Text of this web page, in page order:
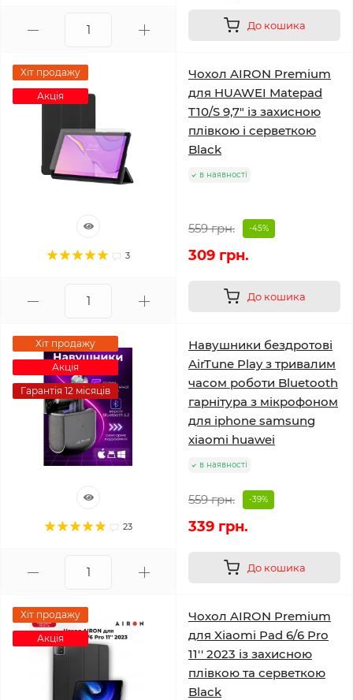
До кошика
Хіт продажу
Акція
3
Чохол AIRON Premium
для HUAWEI Matepad
T10/S 9,7" із захисною
плівкою і серветкою
Black
в наявності
559 грн. -45%
309 грн.
До кошика
Хіт продажу
Акція
Гарантія 12 місяців
23
Навушники бездротові
AirTune Play з тривалим
часом роботи Bluetooth
гарнітура з мікрофоном
для iphone samsung
xiaomi huawei
в наявності
559 грн. -39%
339 грн.
До кошика
Хіт продажу
Акція
Чохол AIRON Premium
для Xiaomi Pad 6/6 Pro
11'' 2023 із захисною
плівкою та серветкою
Black